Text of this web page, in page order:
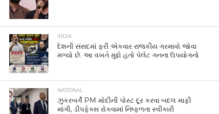
INDIA
દેશની સંસદમાં ફરી એકવાર રાજકીય ગરમાવો જોવા
મળ્યો છે. આ વખતે મુદ્દો હતો પેલેટ ગનના ઉપયોગનો
NATIONAL
ઝુકરબર્ગે PM મોદીની પોસ્ટ દૂર કરવા બદલ માફી
માંગી, ડીપફેક્સ રોકવામાં નિષ્ફળતા સ્વીકારી